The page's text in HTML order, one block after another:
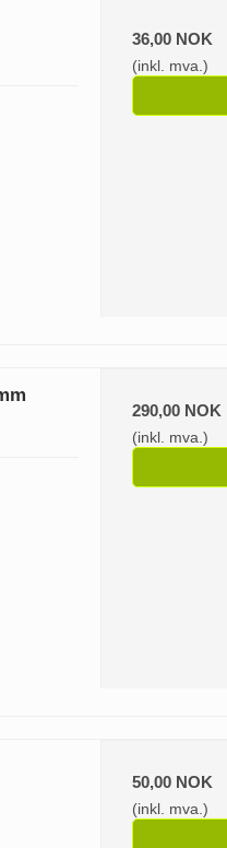
36,00 NOK
(inkl. mva.)
290,00 NOK
(inkl. mva.)
50,00 NOK
(inkl. mva.)